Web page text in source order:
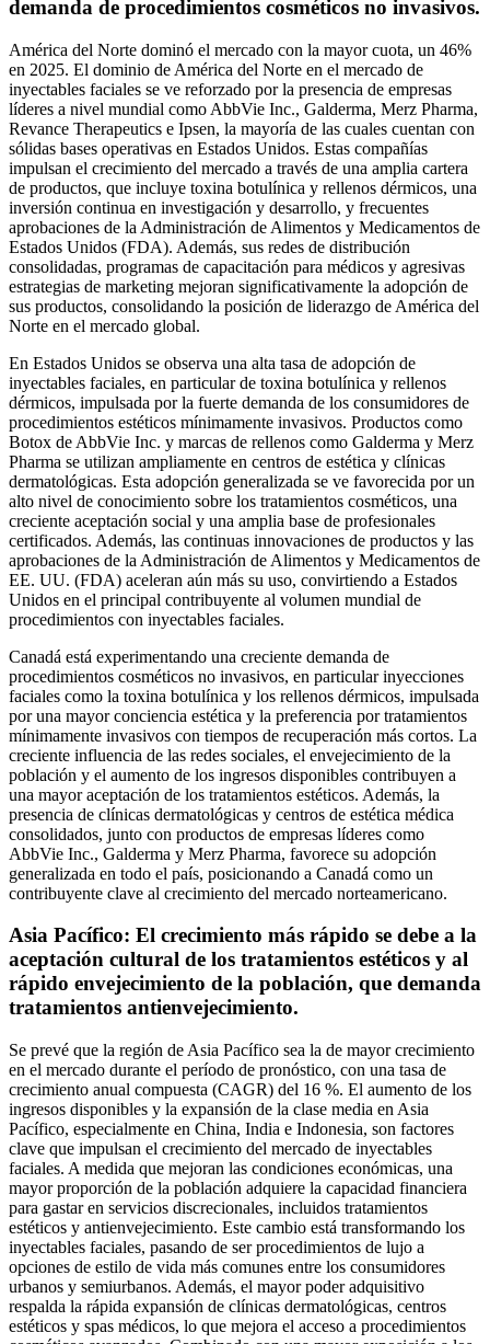
demanda de procedimientos cosméticos no invasivos.
América del Norte dominó el mercado con la mayor cuota, un 46%
en 2025. El dominio de América del Norte en el mercado de
inyectables faciales se ve reforzado por la presencia de empresas
líderes a nivel mundial como AbbVie Inc., Galderma, Merz Pharma,
Revance Therapeutics e Ipsen, la mayoría de las cuales cuentan con
sólidas bases operativas en Estados Unidos. Estas compañías
impulsan el crecimiento del mercado a través de una amplia cartera
de productos, que incluye toxina botulínica y rellenos dérmicos, una
inversión continua en investigación y desarrollo, y frecuentes
aprobaciones de la Administración de Alimentos y Medicamentos de
Estados Unidos (FDA). Además, sus redes de distribución
consolidadas, programas de capacitación para médicos y agresivas
estrategias de marketing mejoran significativamente la adopción de
sus productos, consolidando la posición de liderazgo de América del
Norte en el mercado global.
En Estados Unidos se observa una alta tasa de adopción de
inyectables faciales, en particular de toxina botulínica y rellenos
dérmicos, impulsada por la fuerte demanda de los consumidores de
procedimientos estéticos mínimamente invasivos. Productos como
Botox de AbbVie Inc. y marcas de rellenos como Galderma y Merz
Pharma se utilizan ampliamente en centros de estética y clínicas
dermatológicas. Esta adopción generalizada se ve favorecida por un
alto nivel de conocimiento sobre los tratamientos cosméticos, una
creciente aceptación social y una amplia base de profesionales
certificados. Además, las continuas innovaciones de productos y las
aprobaciones de la Administración de Alimentos y Medicamentos de
EE. UU. (FDA) aceleran aún más su uso, convirtiendo a Estados
Unidos en el principal contribuyente al volumen mundial de
procedimientos con inyectables faciales.
Canadá está experimentando una creciente demanda de
procedimientos cosméticos no invasivos, en particular inyecciones
faciales como la toxina botulínica y los rellenos dérmicos, impulsada
por una mayor conciencia estética y la preferencia por tratamientos
mínimamente invasivos con tiempos de recuperación más cortos. La
creciente influencia de las redes sociales, el envejecimiento de la
población y el aumento de los ingresos disponibles contribuyen a
una mayor aceptación de los tratamientos estéticos. Además, la
presencia de clínicas dermatológicas y centros de estética médica
consolidados, junto con productos de empresas líderes como
AbbVie Inc., Galderma y Merz Pharma, favorece su adopción
generalizada en todo el país, posicionando a Canadá como un
contribuyente clave al crecimiento del mercado norteamericano.
Asia Pacífico: El crecimiento más rápido se debe a la
aceptación cultural de los tratamientos estéticos y al
rápido envejecimiento de la población, que demanda
tratamientos antienvejecimiento.
Se prevé que la región de Asia Pacífico sea la de mayor crecimiento
en el mercado durante el período de pronóstico, con una tasa de
crecimiento anual compuesta (CAGR) del 16 %. El aumento de los
ingresos disponibles y la expansión de la clase media en Asia
Pacífico, especialmente en China, India e Indonesia, son factores
clave que impulsan el crecimiento del mercado de inyectables
faciales. A medida que mejoran las condiciones económicas, una
mayor proporción de la población adquiere la capacidad financiera
para gastar en servicios discrecionales, incluidos tratamientos
estéticos y antienvejecimiento. Este cambio está transformando los
inyectables faciales, pasando de ser procedimientos de lujo a
opciones de estilo de vida más comunes entre los consumidores
urbanos y semiurbanos. Además, el mayor poder adquisitivo
respalda la rápida expansión de clínicas dermatológicas, centros
estéticos y spas médicos, lo que mejora el acceso a procedimientos